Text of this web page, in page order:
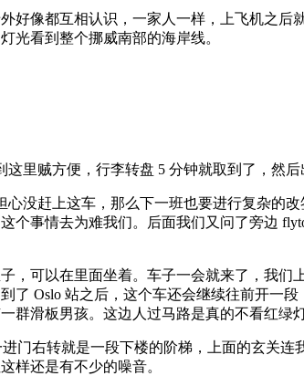
好像都互相认识，一家人一样，上飞机之后
光看到整个挪威南部的海岸线。
里贼方便，行李转盘 5 分钟就取到了，然后
没赶上这车，那么下一班也要进行复杂的
事情去为难我们。后面我们又问了旁边
可以在里面坐着。车子一会就来了，我们
Oslo 站之后，这个车还会继续往前开一
滑板男孩。这边人过马路是真的不看红绿
门右转就是一段下楼的阶梯，上面的玄关连
样还是有不少的噪音。